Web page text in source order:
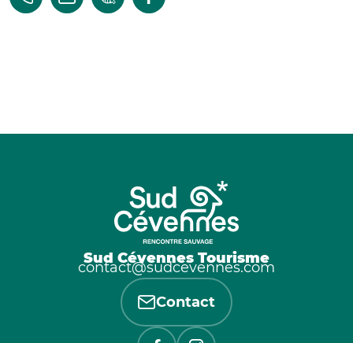
Sud Cévennes Tourisme
contact@sudcevennes.com
Contact